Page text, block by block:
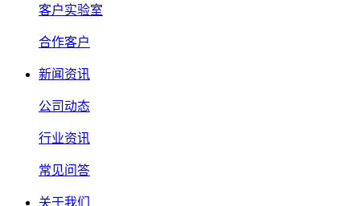
客户实验室
合作客户
新闻资讯
公司动态
行业资讯
常见问答
关于我们